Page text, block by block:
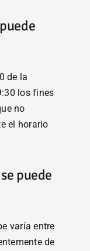
de la
los fines
no
el horario
puede
varía entre
de